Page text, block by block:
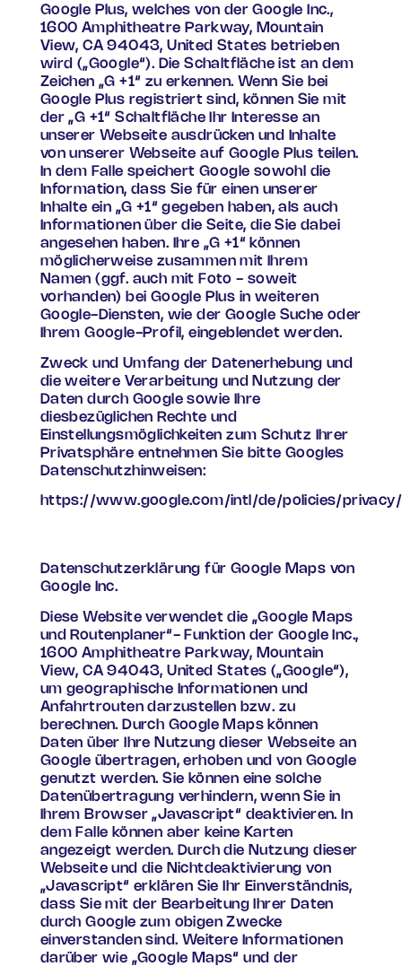
Google Plus, welches von der Google Inc.,
1600 Amphitheatre Parkway, Mountain
View, CA 94043, United States betrieben
wird („Google“). Die Schaltfläche ist an dem
Zeichen „G +1“ zu erkennen. Wenn Sie bei
Google Plus registriert sind, können Sie mit
der „G +1“ Schaltfläche Ihr Interesse an
unserer Webseite ausdrücken und Inhalte
von unserer Webseite auf Google Plus teilen.
In dem Falle speichert Google sowohl die
Information, dass Sie für einen unserer
Inhalte ein „G +1“ gegeben haben, als auch
Informationen über die Seite, die Sie dabei
angesehen haben. Ihre „G +1“ können
möglicherweise zusammen mit Ihrem
Namen (ggf. auch mit Foto - soweit
vorhanden) bei Google Plus in weiteren
Google-Diensten, wie der Google Suche oder
Ihrem Google-Profil, eingeblendet werden.
Zweck und Umfang der Datenerhebung und
die weitere Verarbeitung und Nutzung der
Daten durch Google sowie Ihre
diesbezüglichen Rechte und
Einstellungsmöglichkeiten zum Schutz Ihrer
Privatsphäre entnehmen Sie bitte Googles
Datenschutzhinweisen:
https://www.google.com/intl/de/policies/privacy/
Datenschutzerklärung für Google Maps von
Google Inc.
Diese Website verwendet die „Google Maps
und Routenplaner“- Funktion der Google Inc.,
1600 Amphitheatre Parkway, Mountain
View, CA 94043, United States („Google“),
um geographische Informationen und
Anfahrtrouten darzustellen bzw. zu
berechnen. Durch Google Maps können
Daten über Ihre Nutzung dieser Webseite an
Google übertragen, erhoben und von Google
genutzt werden. Sie können eine solche
Datenübertragung verhindern, wenn Sie in
Ihrem Browser „Javascript“ deaktivieren. In
dem Falle können aber keine Karten
angezeigt werden. Durch die Nutzung dieser
Webseite und die Nichtdeaktivierung von
„Javascript“ erklären Sie Ihr Einverständnis,
dass Sie mit der Bearbeitung Ihrer Daten
durch Google zum obigen Zwecke
einverstanden sind. Weitere Informationen
darüber wie „Google Maps“ und der